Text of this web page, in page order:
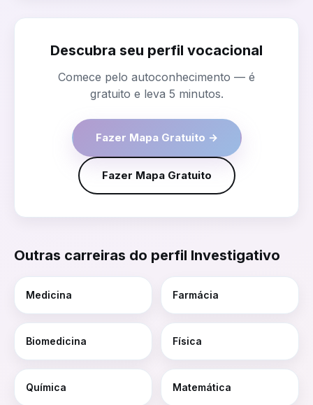
Descubra seu perfil vocacional
Comece pelo autoconhecimento — é
gratuito e leva 5 minutos.
Fazer Mapa Gratuito →
Fazer Mapa Gratuito
Outras carreiras do perfil Investigativo
Medicina Farmácia
Biomedicina Física
Química Matemática